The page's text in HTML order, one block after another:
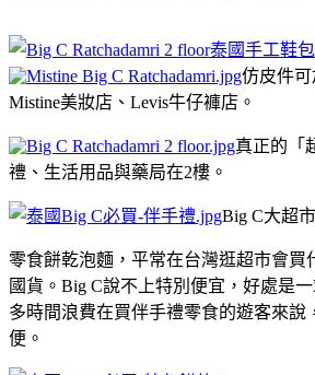
仿皮件可
Mistine美妝店、Levis牛仔褲店。
真正的「
禮、生活用品與藥局在2樓。
Big C大超
零食餅乾泡麵，平常在台灣逛超市會買
國貨。Big C說不上特別便宜，好處是
多時間浪費在買伴手禮零食的遊客來說
便。